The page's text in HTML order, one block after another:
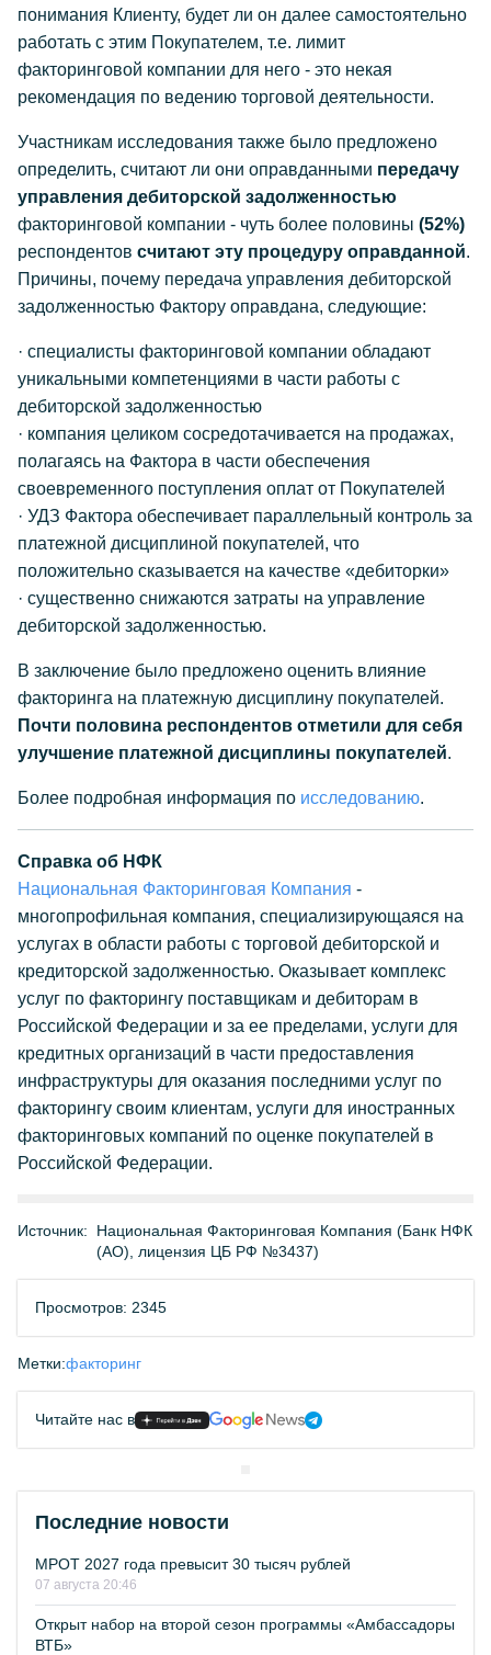
понимания Клиенту, будет ли он далее самостоятельно
работать с этим Покупателем, т.е. лимит
факторинговой компании для него - это некая
рекомендация по ведению торговой деятельности.
Участникам исследования также было предложено
определить, считают ли они оправданными передачу
управления дебиторской задолженностью
факторинговой компании - чуть более половины (52%)
респондентов считают эту процедуру оправданной.
Причины, почему передача управления дебиторской
задолженностью Фактору оправдана, следующие:
· специалисты факторинговой компании обладают
уникальными компетенциями в части работы с
дебиторской задолженностью
· компания целиком сосредотачивается на продажах,
полагаясь на Фактора в части обеспечения
своевременного поступления оплат от Покупателей
· УДЗ Фактора обеспечивает параллельный контроль за
платежной дисциплиной покупателей, что
положительно сказывается на качестве «дебиторки»
· существенно снижаются затраты на управление
дебиторской задолженностью.
В заключение было предложено оценить влияние
факторинга на платежную дисциплину покупателей.
Почти половина респондентов отметили для себя
улучшение платежной дисциплины покупателей.
Более подробная информация по исследованию.
Справка об НФК
Национальная Факторинговая Компания -
многопрофильная компания, специализирующаяся на
услугах в области работы с торговой дебиторской и
кредиторской задолженностью. Оказывает комплекс
услуг по факторингу поставщикам и дебиторам в
Российской Федерации и за ее пределами, услуги для
кредитных организаций в части предоставления
инфраструктуры для оказания последними услуг по
факторингу своим клиентам, услуги для иностранных
факторинговых компаний по оценке покупателей в
Российской Федерации.
Источник:
Национальная Факторинговая Компания (Банк НФК
(АО), лицензия ЦБ РФ №3437)
Просмотров: 2345
Метки:факторинг
Читайте нас в
Последние новости
МРОТ 2027 года превысит 30 тысяч рублей
07 августа 20:46
Открыт набор на второй сезон программы «Амбассадоры
ВТБ»